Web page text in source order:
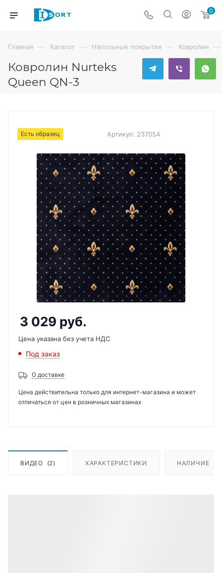
0
Главная — Каталог — Напольные покрытия — Ковролин —
Ковролин Nurteks
Queen QN-3
Есть образец Артикул: 237054
3 029 руб.
Цена указана без учета НДС
Под заказ
О доставке
Цена действительна только для интернет-магазина и может
отличаться от цен в розничных магазинах
ВИДЕО (2) ХАРАКТЕРИСТИКИ НАЛИЧИЕ